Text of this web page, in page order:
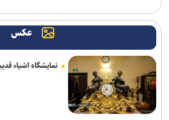
استارت دوباره همه ملی‌پوشان جهانی و
ملی؛ تذکر وزنی به نایب‌قهرمان جهان
ناکامی نماینده ایران در مسابقات ورزش های
واکنش باشگاه استقلال خوزستان به
مدیره
عکس
نمایشگاه اشیاء